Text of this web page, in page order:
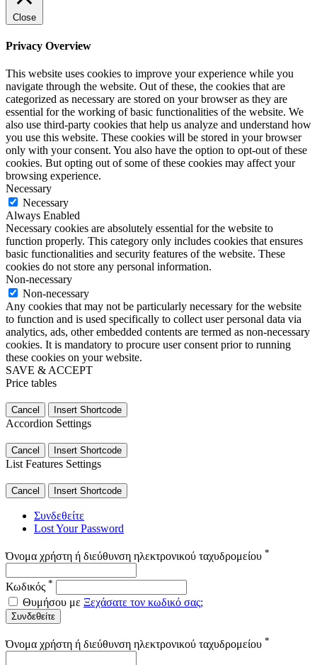
Close
Privacy Overview
This website uses cookies to improve your experience while you
navigate through the website. Out of these, the cookies that are
categorized as necessary are stored on your browser as they are
essential for the working of basic functionalities of the website. We
also use third-party cookies that help us analyze and understand how
you use this website. These cookies will be stored in your browser
only with your consent. You also have the option to opt-out of these
cookies. But opting out of some of these cookies may affect your
browsing experience.
Necessary
Necessary
Always Enabled
Necessary cookies are absolutely essential for the website to
function properly. This category only includes cookies that ensures
basic functionalities and security features of the website. These
cookies do not store any personal information.
Non-necessary
Non-necessary
Any cookies that may not be particularly necessary for the website
to function and is used specifically to collect user personal data via
analytics, ads, other embedded contents are termed as non-necessary
cookies. It is mandatory to procure user consent prior to running
these cookies on your website.
SAVE & ACCEPT
Price tables
Cancel Insert Shortcode
Accordion Settings
Cancel Insert Shortcode
List Features Settings
Cancel Insert Shortcode
Συνδεθείτε
Lost Your Password
Όνομα χρήστη ή διεύθυνση ηλεκτρονικού ταχυδρομείου *
Κωδικός *
Θυμήσου με Ξεχάσατε τον κωδικό σας;
Συνδεθείτε
Όνομα χρήστη ή διεύθυνση ηλεκτρονικού ταχυδρομείου *